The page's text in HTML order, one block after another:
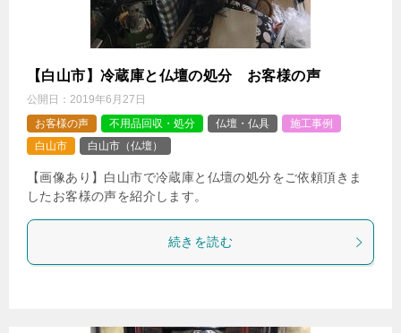
【白山市】冷蔵庫と仏壇の処分 お客様の声
公開日： 2019年6月27日
お客様の声
不用品回収・処分 仏壇・仏具
施工事例
白山市
白山市（仏壇）
【画像あり】白山市で冷蔵庫と仏壇の処分をご依頼頂きま
したお客様の声を紹介します。
続きを読む